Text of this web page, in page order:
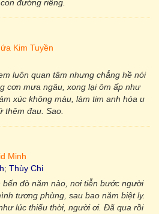
đường riêng.
Kim Tuyền
luôn quan tâm nhưng chẳng hề nói
cơn mưa ngâu, xong lại ôm ấp như
xúc không màu, làm tim anh hóa u
thêm đau. Sao.
Minh
; Thùy Chi
đò năm nào, nơi tiễn bước người
tương phùng, sau bao năm biệt ly.
lúc thiếu thời, người ơi. Đã qua rồi